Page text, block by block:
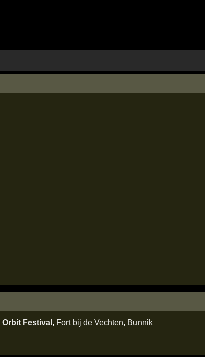
Orbit Festival , Fort bij de Vechten, Bunnik